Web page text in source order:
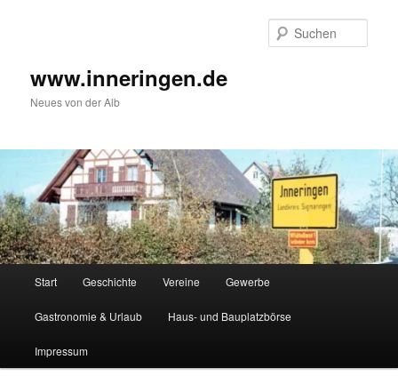
www.inneringen.de
Neues von der Alb
Start Geschichte Vereine Gewerbe
Gastronomie & Urlaub Haus- und Bauplatzbörse
Impressum